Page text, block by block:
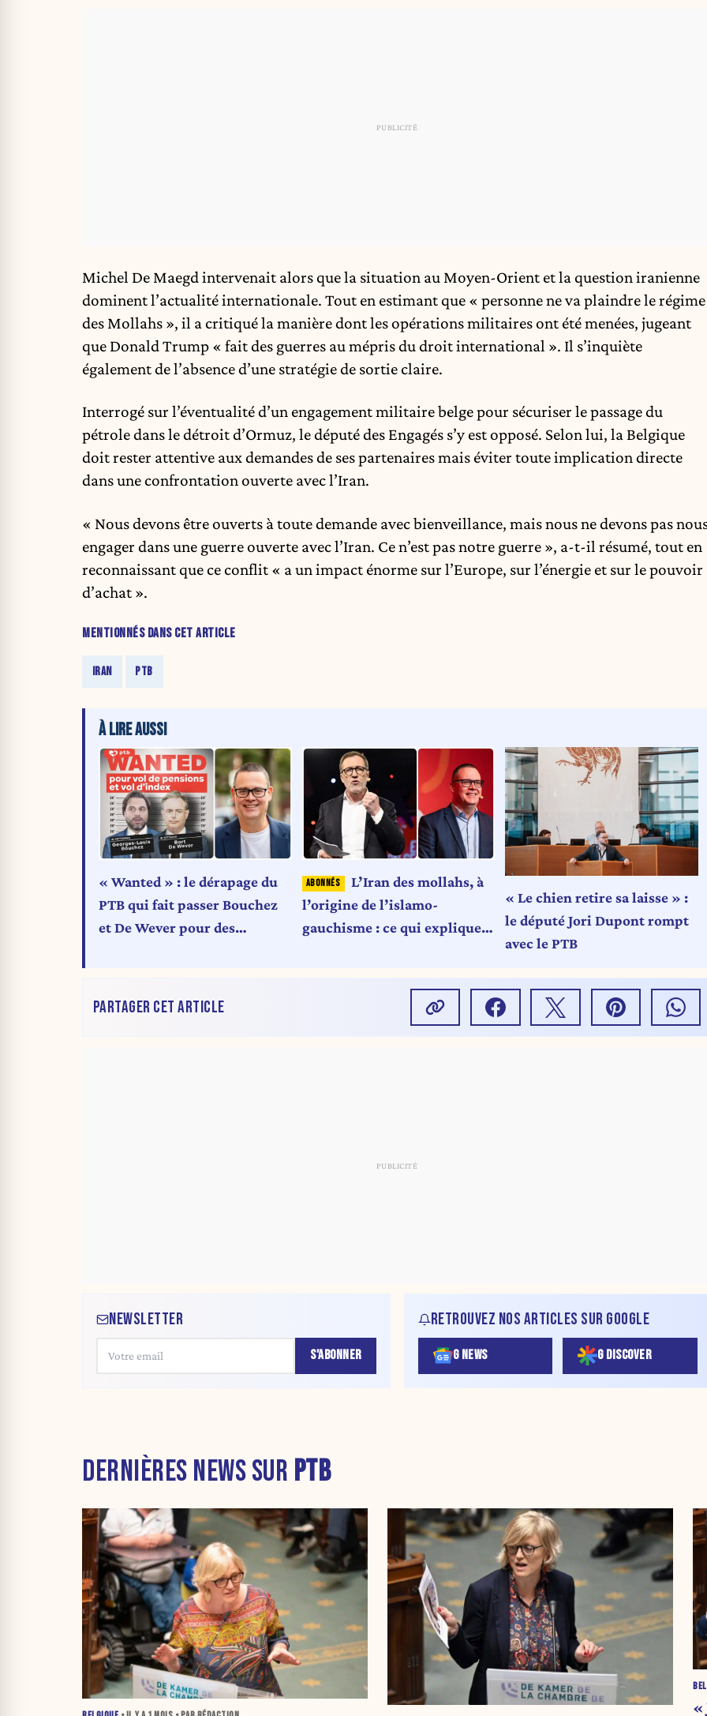
Michel De Maegd intervenait alors que la situation au Moyen-Orient et la question iranienne
dominent l’actualité internationale. Tout en estimant que « personne ne va plaindre le régime
des Mollahs », il a critiqué la manière dont les opérations militaires ont été menées, jugeant
que Donald Trump « fait des guerres au mépris du droit international ». Il s’inquiète
également de l’absence d’une stratégie de sortie claire.
Interrogé sur l’éventualité d’un engagement militaire belge pour sécuriser le passage du
pétrole dans le détroit d’Ormuz, le député des Engagés s’y est opposé. Selon lui, la Belgique
doit rester attentive aux demandes de ses partenaires mais éviter toute implication directe
dans une confrontation ouverte avec l’Iran.
« Nous devons être ouverts à toute demande avec bienveillance, mais nous ne devons pas
engager dans une guerre ouverte avec l’Iran. Ce n’est pas notre guerre », a-t-il résumé, tout en
reconnaissant que ce conflit « a un impact énorme sur l’Europe, sur l’énergie et sur le pouvoir
d’achat ».
MENTIONNÉS DANS CET ARTICLE
IRAN PTB
À LIRE AUSSI
« Wanted » : le dérapage du
PTB qui fait passer Bouchez
et De Wever pour des
L’Iran des mollahs, à
l’origine de l’islamo-
gauchisme : ce qui explique
« Le chien retire sa laisse » :
le député Jori Dupont rompt
avec le PTB
PARTAGER CET ARTICLE
NEWSLETTER
S'ABONNER
RETROUVEZ NOS ARTICLES SUR GOOGLE
G NEWS G DISCOVER
DERNIÈRES NEWS SUR PTB
«